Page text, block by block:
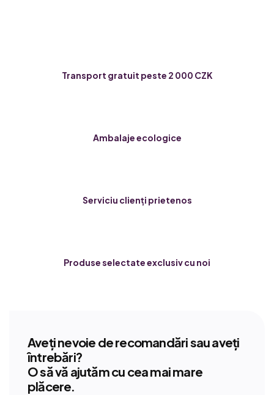
Transport gratuit peste 2 000 CZK
Ambalaje ecologice
Serviciu clienți prietenos
Produse selectate exclusiv cu noi
Aveți nevoie de recomandări sau aveți
întrebări?
O să vă ajutăm cu cea mai mare
plăcere.